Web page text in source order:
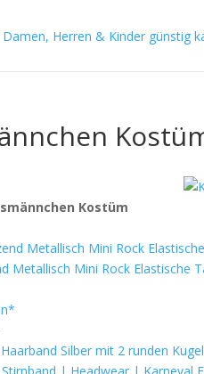
Kostüm
Metallisch Mini Rock Elastische